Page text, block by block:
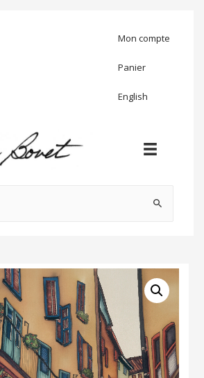
Mon compte
Panier
English